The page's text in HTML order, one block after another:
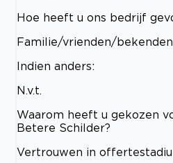
Hoe heeft u ons bedrijf
Familie/vrienden/bekenden
Indien anders:
N.v.t.
Waarom heeft u gekozen
Betere Schilder?
Vertrouwen in